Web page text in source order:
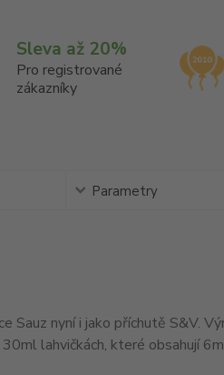
Sleva až 20%
Pro registrované
zákazníky
Parametry
Sauz nyní i jako příchutě S&V.
lahvičkách, které obsahují